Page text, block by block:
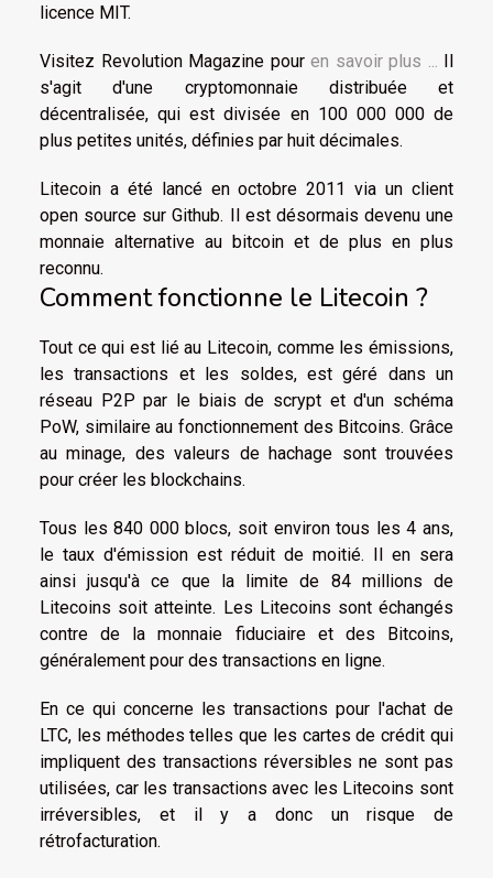
licence MIT.
Visitez Revolution Magazine pour en savoir plus ... Il
s'agit d'une cryptomonnaie distribuée et
décentralisée, qui est divisée en 100 000 000 de
plus petites unités, définies par huit décimales.
Litecoin a été lancé en octobre 2011 via un client
open source sur Github. Il est désormais devenu une
monnaie alternative au bitcoin et de plus en plus
reconnu.
Comment fonctionne le Litecoin ?
Tout ce qui est lié au Litecoin, comme les émissions,
les transactions et les soldes, est géré dans un
réseau P2P par le biais de scrypt et d'un schéma
PoW, similaire au fonctionnement des Bitcoins. Grâce
au minage, des valeurs de hachage sont trouvées
pour créer les blockchains.
Tous les 840 000 blocs, soit environ tous les 4 ans,
le taux d'émission est réduit de moitié. Il en sera
ainsi jusqu'à ce que la limite de 84 millions de
Litecoins soit atteinte. Les Litecoins sont échangés
contre de la monnaie fiduciaire et des Bitcoins,
généralement pour des transactions en ligne.
En ce qui concerne les transactions pour l'achat de
LTC, les méthodes telles que les cartes de crédit qui
impliquent des transactions réversibles ne sont pas
utilisées, car les transactions avec les Litecoins sont
irréversibles, et il y a donc un risque de
rétrofacturation.